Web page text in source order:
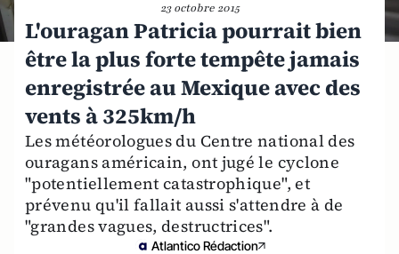
23 octobre 2015
L'ouragan Patricia pourrait bien
être la plus forte tempête jamais
enregistrée au Mexique avec des
vents à 325km/h
Les météorologues du Centre national des
ouragans américain, ont jugé le cyclone
"potentiellement catastrophique", et
prévenu qu'il fallait aussi s'attendre à de
"grandes vagues, destructrices".
Atlantico Rédaction